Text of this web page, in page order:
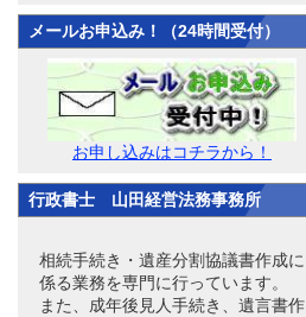
メールお申込み！（24時間受付）
お申し込みはコチラから！
行政書士 山田経営法務事務所
相続手続き・遺産分割協議書作成に
係る業務を専門に行っています。
また、成年後見人手続き、遺言書作